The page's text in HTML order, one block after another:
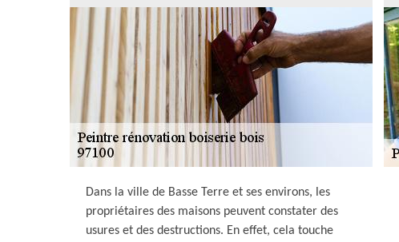
Dans la ville de Basse Terre et ses environs, les
propriétaires des maisons peuvent constater des
usures et des destructions. En effet, cela touche